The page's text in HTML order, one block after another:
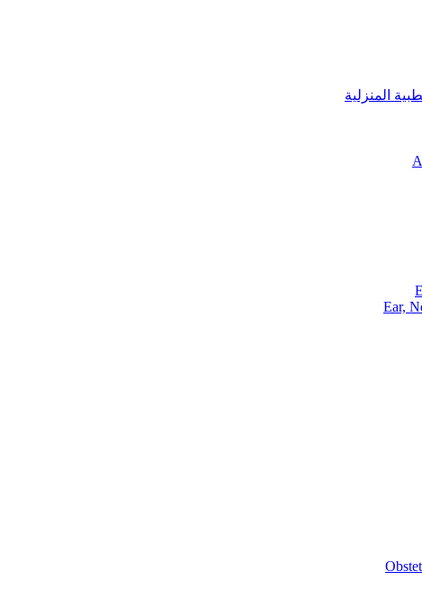
المنزلية
Ear,